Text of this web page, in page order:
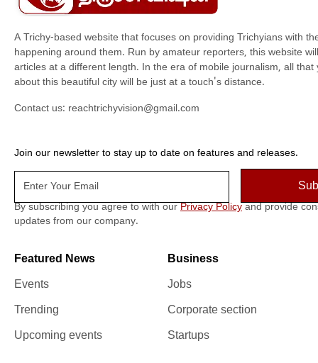
A Trichy-based website that focuses on providing Trichyians with
happening around them. Run by amateur reporters, this website
articles at a different length. In the era of mobile journalism, all that
about this beautiful city will be just at a touch's distance.
Contact us: reachtrichyvision@gmail.com
Join our newsletter to stay up to date on features and releases.
By subscribing you agree to with our Privacy Policy and provide
updates from our company.
Featured News
Events
Trending
Upcoming events
Business
Jobs
Corporate section
Startups